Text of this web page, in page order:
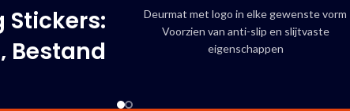
Stickers:
Bestand
Deurmat met logo in elke gewenste vorm
Voorzien van anti-slip en slijtvaste
eigenschappen